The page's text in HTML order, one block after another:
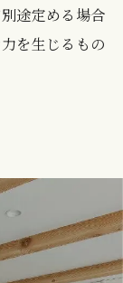
途定める場合
を生じるもの